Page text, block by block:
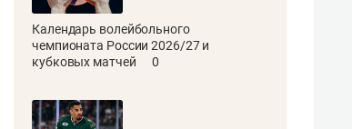
Календарь волейбольного
чемпионата России 2026/27 и
кубковых матчей
0